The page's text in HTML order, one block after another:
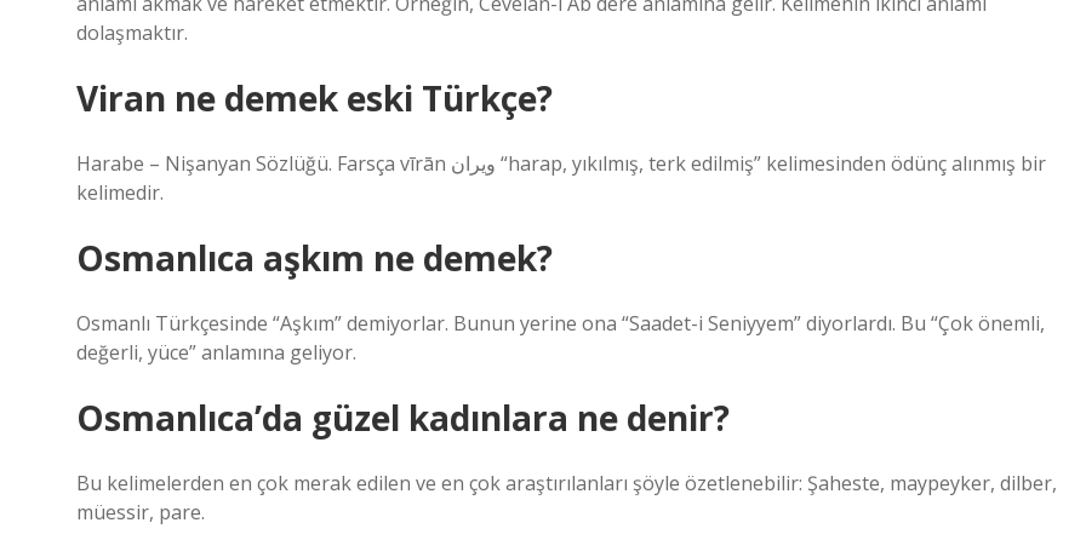
dolaşmaktır.
Viran ne demek eski Türkçe?
Harabe – Nişanyan Sözlüğü. Farsça vīrān ویران “harap, yıkılmış, terk edilmiş” kelimesinden ödünç alınmış bir
kelimedir.
Osmanlıca aşkım ne demek?
Osmanlı Türkçesinde “Aşkım” demiyorlar. Bunun yerine ona “Saadet-i Seniyyem” diyorlardı. Bu “Çok önemli,
değerli, yüce” anlamına geliyor.
Osmanlıca’da güzel kadınlara ne denir?
Bu kelimelerden en çok merak edilen ve en çok araştırılanları şöyle özetlenebilir: Şaheste, maypeyker, dilber,
müessir, pare.